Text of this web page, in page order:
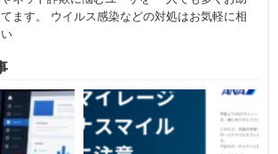
ます。 ウイルス感染などの対処はお気軽に相